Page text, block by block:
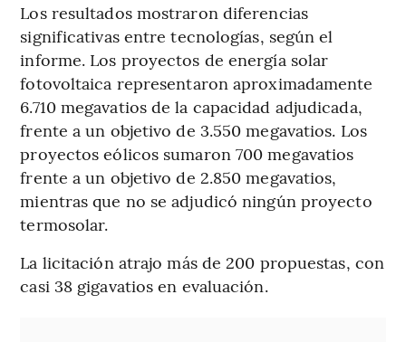
Los resultados mostraron diferencias
significativas entre tecnologías, según el
informe. Los proyectos de energía solar
fotovoltaica representaron aproximadamente
6.710 megavatios de la capacidad adjudicada,
frente a un objetivo de 3.550 megavatios. Los
proyectos eólicos sumaron 700 megavatios
frente a un objetivo de 2.850 megavatios,
mientras que no se adjudicó ningún proyecto
termosolar.
La licitación atrajo más de 200 propuestas, con
casi 38 gigavatios en evaluación.